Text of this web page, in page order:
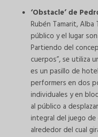
‘Obstacle’ de
Rubén Tamarit, Alba
público y el lugar
Partiendo del
cuerpos”, se utiliza
es un pasillo de
performers en dos
individuales y en
al público a
integral del juego
alrededor del cual